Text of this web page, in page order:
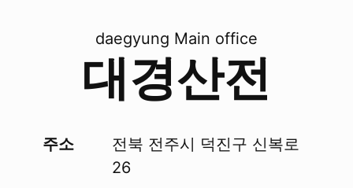
daegyung Main office
대경산전
주소
전북 전주시 덕진구 신복로
26